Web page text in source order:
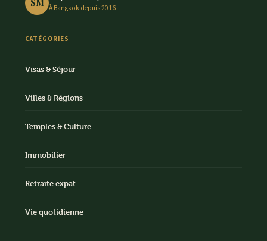
SM À Bangkok depuis 2016
CATÉGORIES
Visas & Séjour
Villes & Régions
Temples & Culture
Immobilier
Retraite expat
Vie quotidienne